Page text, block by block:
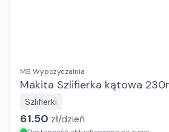
MB Wypożyczalnia
Makita Szlifierka kątowa
Szlifierki
61.50 zł/dzień